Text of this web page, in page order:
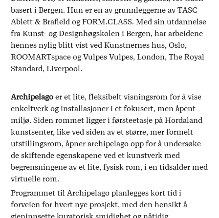
basert i Bergen. Hun er en av grunnleggerne av TASC
Ablett & Brafield og FORM.CLASS. Med sin utdannelse
fra Kunst- og Designhøgskolen i Bergen, har arbeidene
hennes nylig blitt vist ved Kunstnernes hus, Oslo,
ROOMARTspace og Vulpes Vulpes, London, The Royal
Standard, Liverpool.
Archipelago er et lite, fleksibelt visningsrom for å vise
enkeltverk og installasjoner i et fokusert, men åpent
miljø. Siden rommet ligger i førsteetasje på Hordaland
kunstsenter, like ved siden av et større, mer formelt
utstillingsrom, åpner archipelago opp for å undersøke
de skiftende egenskapene ved et kunstverk med
begrensningene av et lite, fysisk rom, i en tidsalder med
virtuelle rom.
Programmet til Archipelago planlegges kort tid i
forveien for hvert nye prosjekt, med den hensikt å